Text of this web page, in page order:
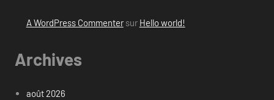
A WordPress Commentersur Hello world!
Archives
août 2026